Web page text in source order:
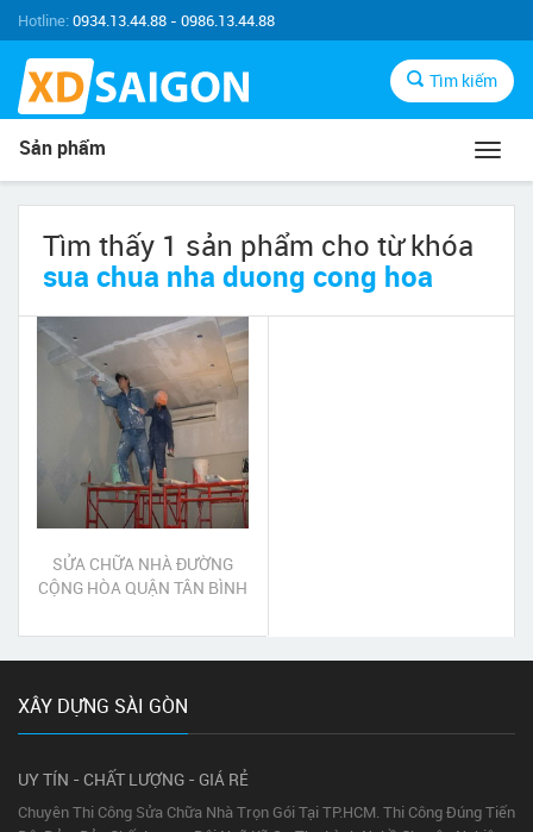
Hotline:0934.13.44.88 - 0986.13.44.88
Tìm kiếm
Sản phẩm
Tìm thấy 1 sản phẩm cho từ khóa
sua chua nha duong cong hoa
SỬA CHỮA NHÀ ĐƯỜNG
CỘNG HÒA QUẬN TÂN BÌNH
XÂY DỰNG SÀI GÒN
UY TÍN - CHẤT LƯỢNG - GIÁ RẺ
Chuyên Thi Công Sửa Chữa Nhà Trọn Gói Tại TP.HCM. Thi Công Đúng Tiến